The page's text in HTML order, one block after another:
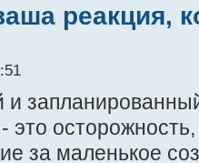
реакция,
это
за маленькое